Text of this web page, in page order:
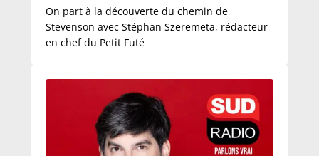
On part à la découverte du chemin de
Stevenson avec Stéphan Szeremeta, rédacteur
en chef du Petit Futé